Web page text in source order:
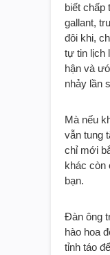
biết chấp
gallant,
đôi khi,
tự tin lịch
hận và
nhảy lần
Mà nếu
vẫn tung
chỉ mới
khác còn
bạn.
Đàn ông
hào hoa
tỉnh táo